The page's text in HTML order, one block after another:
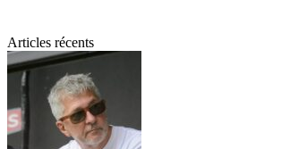
Articles récents